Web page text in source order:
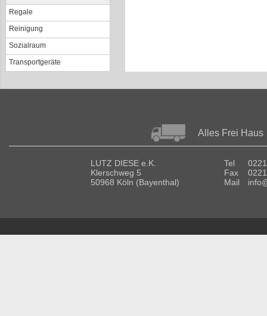
Regale
Reinigung
Sozialraum
Transportgeräte
Alles Frei Haus
LUTZ DIESE e.K.
Klerschweg 5
50968 Köln (Bayenthal)
Tel
Fax
Mail